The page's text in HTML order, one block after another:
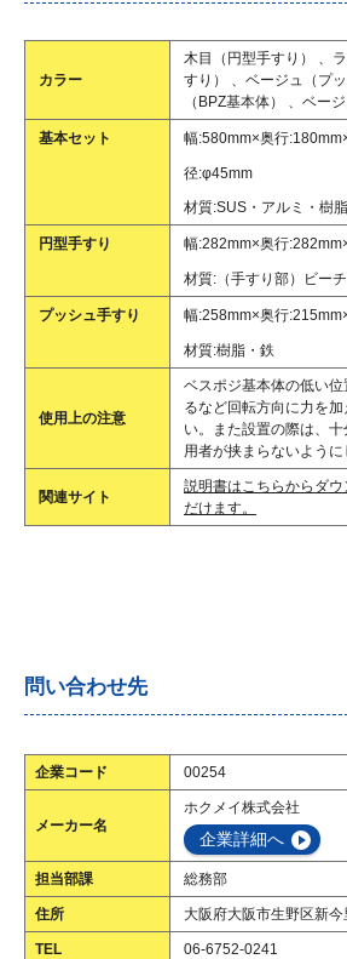
カラー
木目（円型手すり） 、
すり） 、ベージュ（プ
（BPZ基本体） 、ベー
基本セット 幅:580mm×奥行
径:φ45mm
材質:SUS・アルミ・樹
円型手すり 幅:282mm×奥行
材質:（手すり部）ビー
プッシュ手すり 幅:258mm×奥行
材質:樹脂・鉄
使用上の注意
ベスポジ基本体の低い
るなど回転方向に力を
い。また設置の際は、
用者が挟まらないように
関連サイト
説明書はこちらからダ
だけます。
問い合わせ先
企業コード 00254
メーカー名
ホクメイ株式会社
企業詳細へ
担当部課 総務部
住所 大阪府大阪市生野区新今
TEL 06-6752-0241